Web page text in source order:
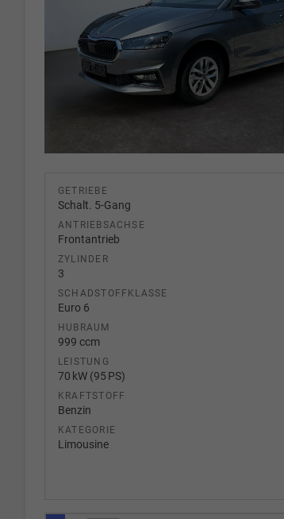
GETRIEBE
Schalt. 5-Gang
ANTRIEBSACHSE
Frontantrieb
ZYLINDER
3
SCHADSTOFFKLASSE
Euro 6
HUBRAUM
999 ccm
LEISTUNG
70 kW (95 PS)
KRAFTSTOFF
Benzin
KATEGORIE
Limousine